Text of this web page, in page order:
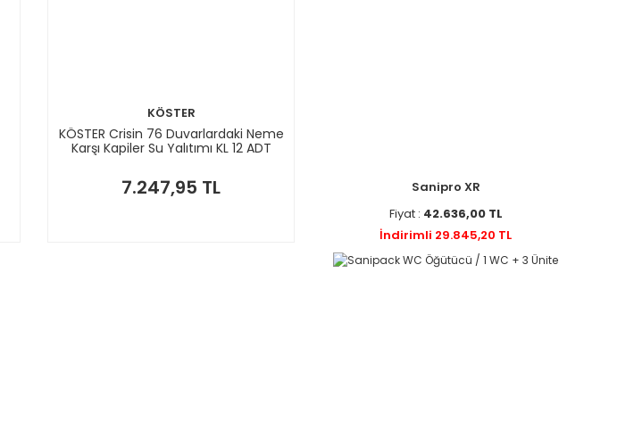
KÖSTER
KÖSTER Crisin 76 Duvarlardaki Neme
Karşı Kapiler Su Yalıtımı KL 12 ADT
7.247,95 TL
Sanipro XR
Fiyat : 42.636,00 TL
İndirimli 29.845,20 TL